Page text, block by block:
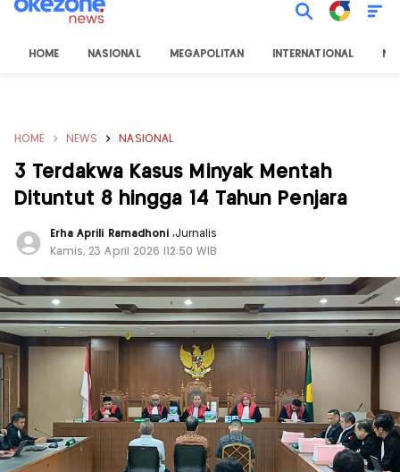
HOME NASIONAL MEGAPOLITAN INTERNATIONAL
HOME NEWS NASIONAL
3 Terdakwa Kasus Minyak Mentah
Dituntut 8 hingga 14 Tahun Penjara
Erha Aprili Ramadhoni,Jurnalis
Kamis, 23 April 2026 |12:50 WIB